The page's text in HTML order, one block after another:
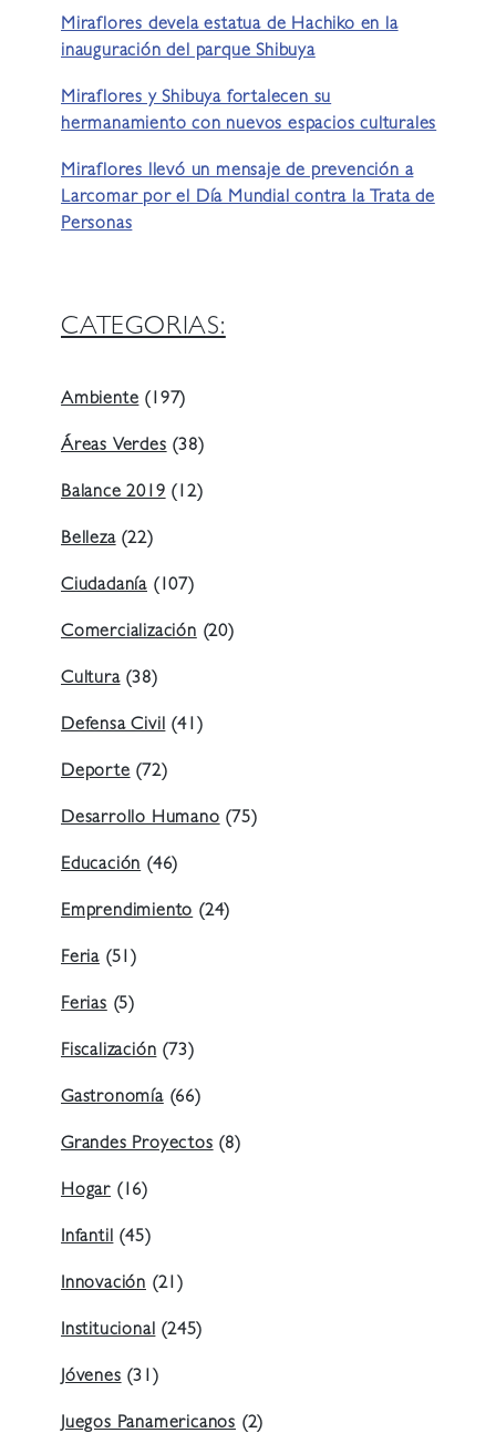
Miraflores devela estatua de Hachiko en la
inauguración del parque Shibuya
Miraflores y Shibuya fortalecen su
hermanamiento con nuevos espacios culturales
Miraflores llevó un mensaje de prevención a
Larcomar por el Día Mundial contra la Trata de
Personas
CATEGORIAS:
Ambiente(197)
Áreas Verdes(38)
Balance 2019(12)
Belleza(22)
Ciudadanía (107)
Comercialización(20)
Cultura(38)
Defensa Civil(41)
Deporte(72)
Desarrollo Humano(75)
Educación(46)
Emprendimiento(24)
Feria (51)
Ferias(5)
Fiscalización(73)
Gastronomía(66)
Grandes Proyectos(8)
Hogar (16)
Infantil(45)
Innovación (21)
Institucional(245)
Jóvenes(31)
Juegos Panamericanos (2)